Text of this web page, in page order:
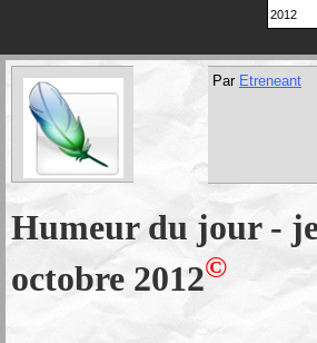
2012
Par Etreneant
Humeur du jour -
octobre 2012©